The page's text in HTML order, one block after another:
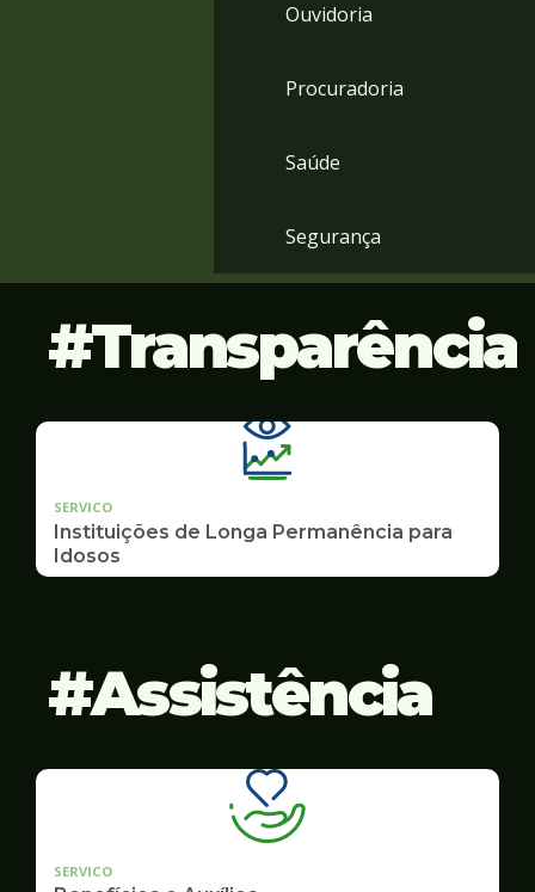
Ouvidoria
Procuradoria
Saúde
Segurança
Transparência
SERVICO
Instituições de Longa Permanência para
Idosos
Assistência
SERVICO